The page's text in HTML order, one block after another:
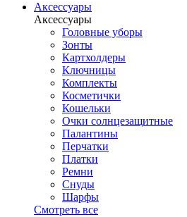
Аксессуары
Аксессуары
Головные уборы
Зонты
Картхолдеры
Ключницы
Комплекты
Косметички
Кошельки
Очки солнцезащитные
Палантины
Перчатки
Платки
Ремни
Снуды
Шарфы
Смотреть все